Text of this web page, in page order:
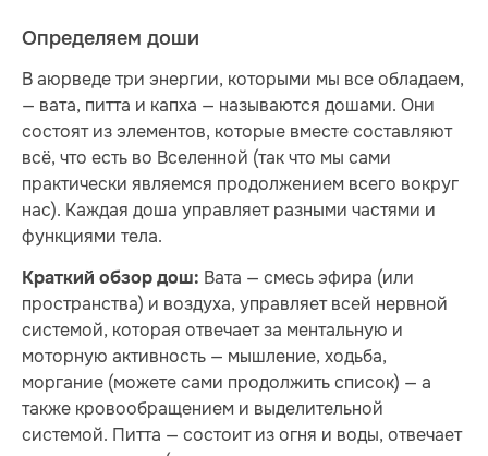
Определяем доши
В аюрведе три энергии, которыми мы все обладаем,
— вата, питта и капха — называются дошами. Они
состоят из элементов, которые вместе составляют
всё, что есть во Вселенной (так что мы сами
практически являемся продолжением всего вокруг
нас). Каждая доша управляет разными частями и
функциями тела.
Краткий обзор дош: Вата — смесь эфира (или
пространства) и воздуха, управляет всей нервной
системой, которая отвечает за ментальную и
моторную активность — мышление, ходьба,
моргание (можете сами продолжить список) — а
также кровообращением и выделительной
системой. Питта — состоит из огня и воды, отвечает